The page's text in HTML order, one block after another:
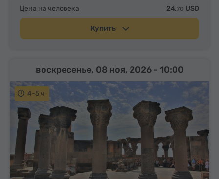
Цена на человека 24.70 USD
Купить
4-5 ч
воскресенье, 08 ноя, 2026 - 10:00